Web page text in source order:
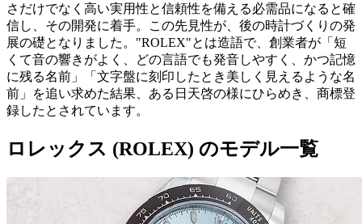
さだけでなく高い実用性と信頼性を備える必需品になると確
信し、その開発に着手。この先見性が、後の時計づくりの発
展の礎となりました。"ROLEX"とは造語で、創業者が「短
くて音の響きがよく、どの言語でも発音しやすく、かつ記憶
に残る名前」「文字盤に刻印したとき美しく見えるような名
前」を追い求めた結果、ある日天啓の様にひらめき、商標登
録したとされています。
ロレックス (ROLEX) のモデル一覧